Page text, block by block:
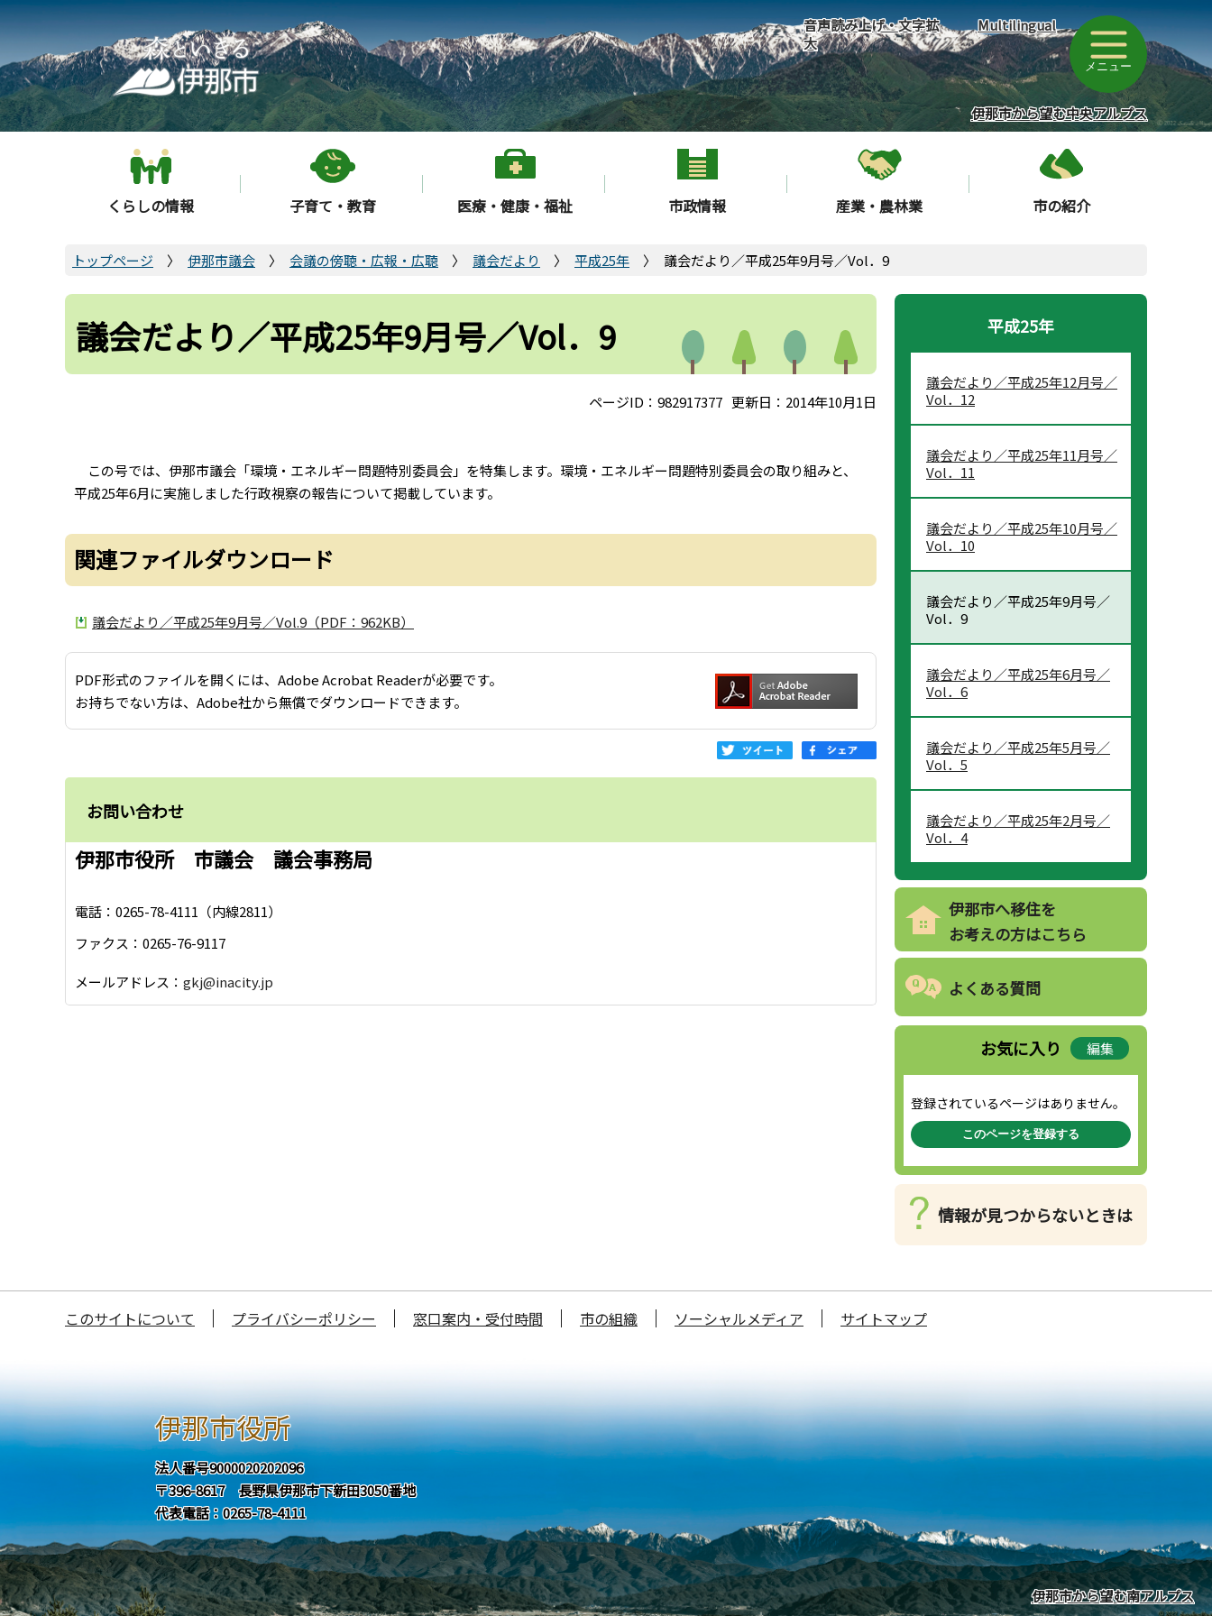
こ
の
ペ
ー
ジ
の
音声読み上げ・文字拡
大
Multilingual
メニュー
伊那市から望む中央アルプス
くらしの情報 子育て・教育 医療・健康・福祉 市政情報 産業・農林業 市の紹介
トップページ 伊那市議会 会議の傍聴・広報・広聴 議会だより 平成25年 議会だより／平成25年9月号／Vol．9
議会だより／平成25年9月号／Vol．9
ページID：982917377 更新日：2014年10月1日
この号では、伊那市議会「環境・エネルギー問題特別委員会」を特集します。環境・エネルギー問題特別委員会の取り組みと、
平成25年6月に実施しました行政視察の報告について掲載しています。
関連ファイルダウンロード
議会だより／平成25年9月号／Vol.9（PDF：962KB）
PDF形式のファイルを開くには、Adobe Acrobat Readerが必要です。
お持ちでない方は、Adobe社から無償でダウンロードできます。
お問い合わせ
伊那市役所 市議会 議会事務局
電話：0265-78-4111（内線2811）
ファクス：0265-76-9117
メールアドレス： gkj@inacity.jp
平成25年
議会だより／平成25年12月号／
Vol．12
議会だより／平成25年11月号／
Vol．11
議会だより／平成25年10月号／
Vol．10
議会だより／平成25年9月号／
Vol．9
議会だより／平成25年6月号／
Vol．6
議会だより／平成25年5月号／
Vol．5
議会だより／平成25年2月号／
Vol．4
伊那市へ移住を
お考えの方はこちら
よくある質問
お気に入り 編集
登録されているページはありません。
このページを登録する
情報が見つからないときは
このサイトについて プライバシーポリシー 窓口案内・受付時間 市の組織 ソーシャルメディア サイトマップ
伊那市役所
法人番号9000020202096
〒396-8617 長野県伊那市下新田3050番地
代表電話：0265-78-4111
伊那市から望む南アルプス